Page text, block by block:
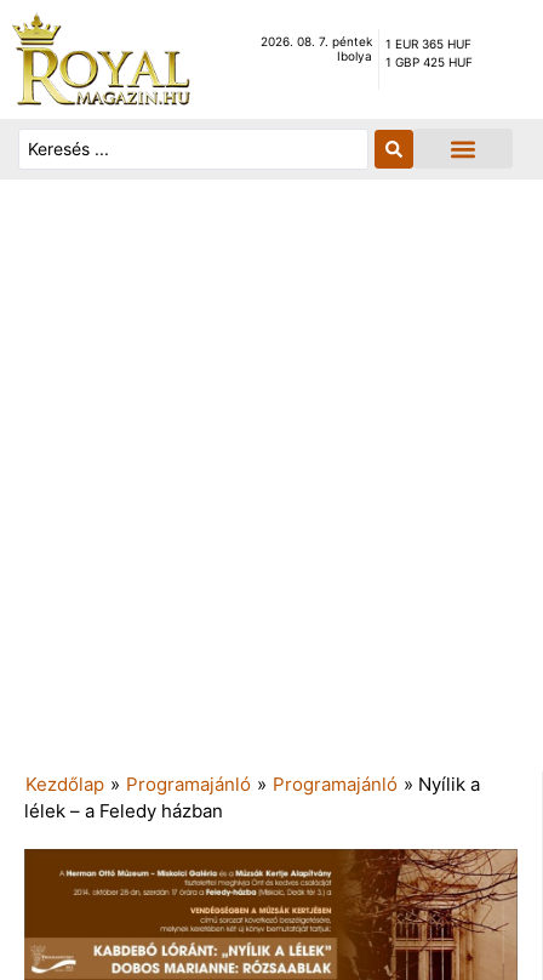
2026. 08. 7. péntek
Ibolya
1 EUR 365 HUF
1 GBP 425 HUF
Kezdőlap » Programajánló » Programajánló » Nyílik a
lélek – a Feledy házban